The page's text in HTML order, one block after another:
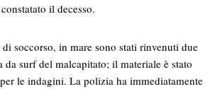
il decesso.
soccorso, in mare sono stati rinvenuti due
surf del malcapitato; il materiale è stato
le indagini. La polizia ha immediatamente